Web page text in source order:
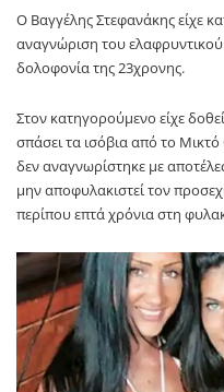
Ο Βαγγέλης Στεφανάκης είχε
αναγνώριση του ελαφρυντικού
δολοφονία της 23χρονης.
Στον κατηγορούμενο είχε
σπάσει τα ισόβια από το
δεν αναγνωρίστηκε με
μην αποφυλακιστεί τον
περίπου επτά χρόνια στη